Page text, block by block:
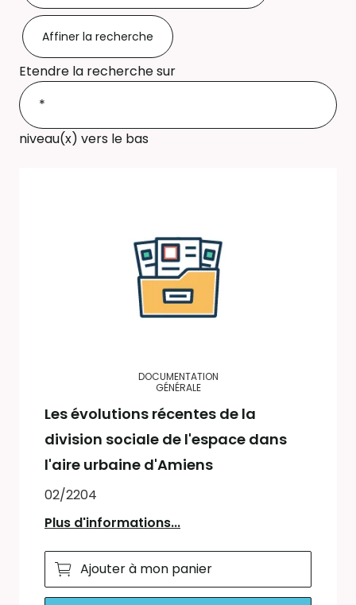
Affiner la recherche
Etendre la recherche sur
niveau(x) vers le bas
DOCUMENTATION
GÉNÉRALE
Les évolutions récentes de la
division sociale de l'espace dans
l'aire urbaine d'Amiens
02/2204
Plus d'informations...
Ajouter à mon panier